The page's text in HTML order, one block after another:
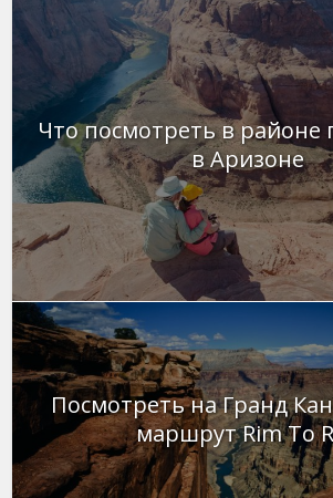
Что посмотреть в районе
в Аризоне
Посмотреть на Гранд
маршрут Rim To